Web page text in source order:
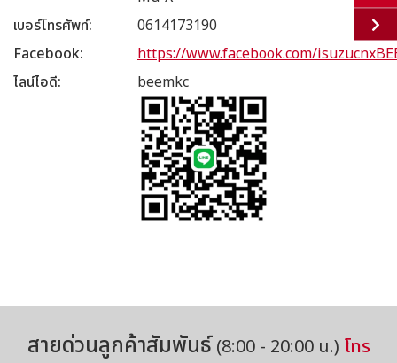
เบอร์โทรศัพท์
0614173190
Facebook
https://www.facebook.com/
ไลน์ไอดี
beemkc
สายด่วนลูกค้าสัมพันธ์ (8:00 - 20:00 น.) โทร